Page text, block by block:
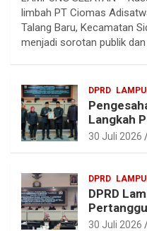
e
g
m
e
b
k
t
e
s
t
t
s
p
limbah PT Ciomas
Talang Baru, Kecamatan
menjadi sorotan publik
DPRD
Langkah
dan
30 Juli 2026
DPRD
DPRD
Beri
30 Juli 2026